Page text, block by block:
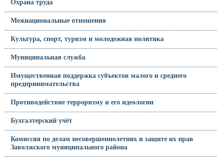
Охрана труда
Межнациональные отношения
Культура, спорт, туризм и молодежная политика
Муниципальная служба
Имущественная поддержка субъектов малого и среднего
предпринимательства
Противодействие терроризму и его идеологии
Бухгалтерский учёт
Комиссия по делам несовершеннолетних и защите их прав
Заволжского муниципального района